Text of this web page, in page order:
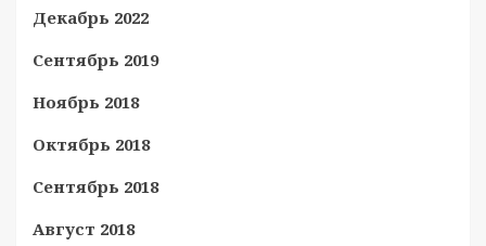
Декабрь 2022
Сентябрь 2019
Ноябрь 2018
Октябрь 2018
Сентябрь 2018
Август 2018